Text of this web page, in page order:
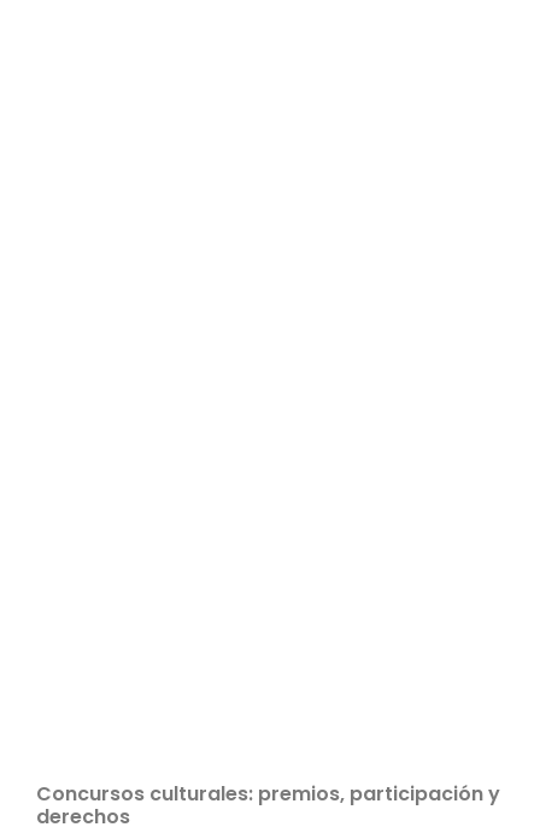
Concursos culturales: premios, participación y
derechos